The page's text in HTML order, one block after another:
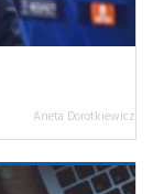
Aneta Dorotkiewicz